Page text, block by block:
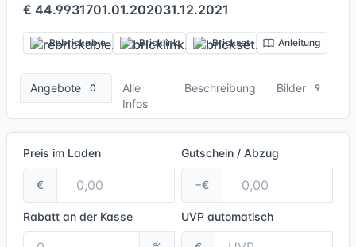
€ 44.9931701.01.202031.12.2021
Rebrickable Bricklink Brickset Anleitung
Angebote 0
Alle
Infos
Beschreibung Bilder 9
Preis im Laden
€
Gutschein / Abzug
−€
Rabatt an der Kasse UVP automatisch